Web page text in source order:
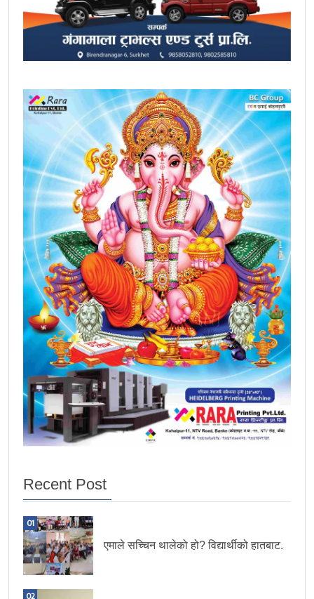
Recent Post
01
एमाले सच्चिन थालेको हो? विद्यार्थीको हातबाट.
02